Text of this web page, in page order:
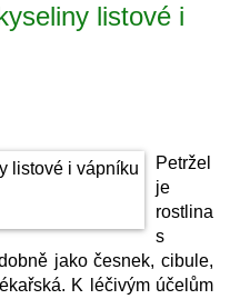
listové i
Petržel
je
rostlina
s
jako česnek, cibule,
K léčivým účelům